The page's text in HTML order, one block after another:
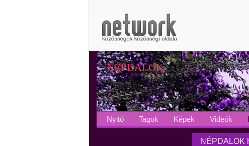
NÉPDALOK
Nyitó Tagok Képek Videók
NÉPDALOK